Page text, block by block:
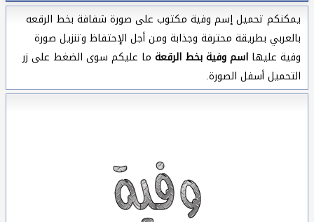
يمكنكم تحميل إسم وفية مكتوب على صورة شفافة بخط الرقعه
بالعربي بطريقة محترفة وجذابة ومن أجل الإحتفاظ وتنزيل صورة
وفية عليها اسم وفية بخط الرقعة ما عليكم سوى الضغط على زر
التحميل أسفل الصورة.